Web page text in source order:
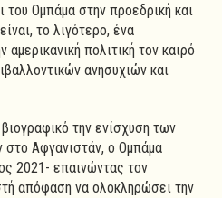
του Ομπάμα στην προεδρική και
το λιγότερο, ένα
πολιτική τον καιρό
ανησυχιών και
την ενίσχυση των
στο Αφγανιστάν, ο Ομπάμα
2021- επαινώντας τον
απόφαση να ολοκληρώσει την